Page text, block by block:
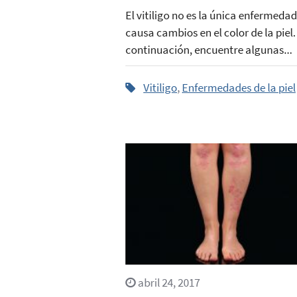
El vitiligo no es la única
causa cambios en el color de la piel.
continuación, encuentre algunas...
Vitiligo,Enfermedades de la piel
abril 24, 2017